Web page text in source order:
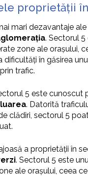
proprietății
mari dezavantaje
. Sectorul
zone ale orașului,
dificultăți în găsirea
trafic.
5 este cunoscut
. Datorită
clădiri, sectorul 5
a proprietății în
. Sectorul 5 este
ale orașului, ceea